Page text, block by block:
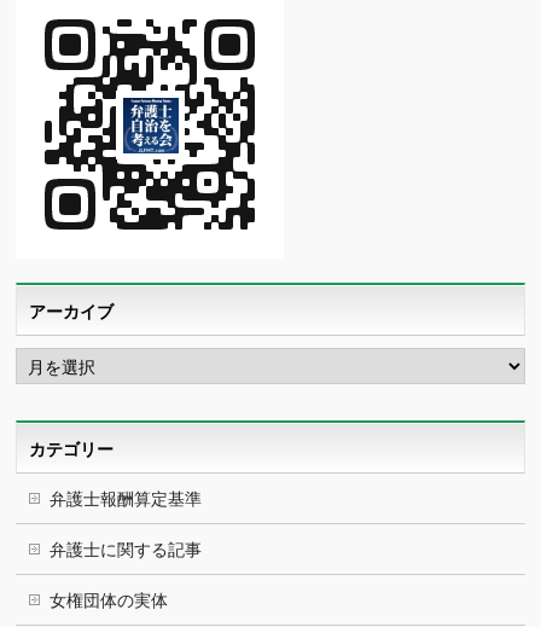
アーカイブ
ア
ー
カ
カテゴリー
弁護士報酬算定基準
弁護士に関する記事
女権団体の実体